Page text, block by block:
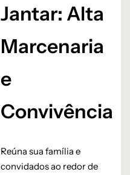
Jantar: Alta
Marcenaria
e
Convivência
Reúna sua família e
convidados ao redor de